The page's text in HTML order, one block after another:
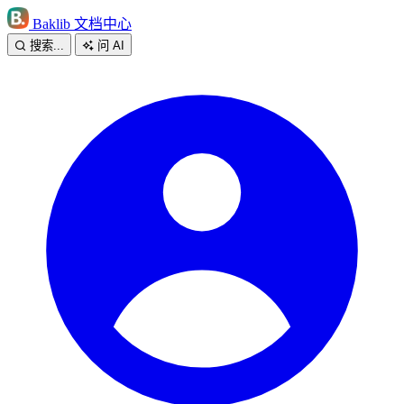
Baklib 文档中心
搜索... 问 AI